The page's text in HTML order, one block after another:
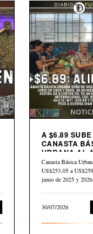
A $6.89 SUBE
CANASTA
URBANA AL
PETRÓLEO
CAE $43
ABRIL
Canasta Básica
US$253.05 a
junio de 2025 y
30/07/2026